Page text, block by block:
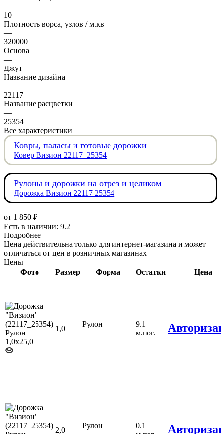
—
10
Плотность ворса, узлов / м.кв
—
320000
Основа
—
Джут
Название дизайна
—
22117
Название расцветки
—
25354
Все характеристики
Ковры, паласы и готовые дорожки
Ковер Визион 22117_25354
Рулоны и дорожки на отрез и целиком
Дорожка Визион 22117 25354
от 1 850 ₽
Есть в наличии: 9.2
Подробнее
Цена действительна только для интернет-магазина и может
отличаться от цен в розничных магазинах
Цены
Фото
Размер Форма Остатки Цена
1,0
Рулон
9.1
м.пог.
2,0
Рулон
0.1